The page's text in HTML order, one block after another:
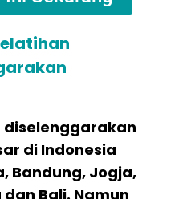
di Indonesia
Bandung, Jogja,
Bali. Namun